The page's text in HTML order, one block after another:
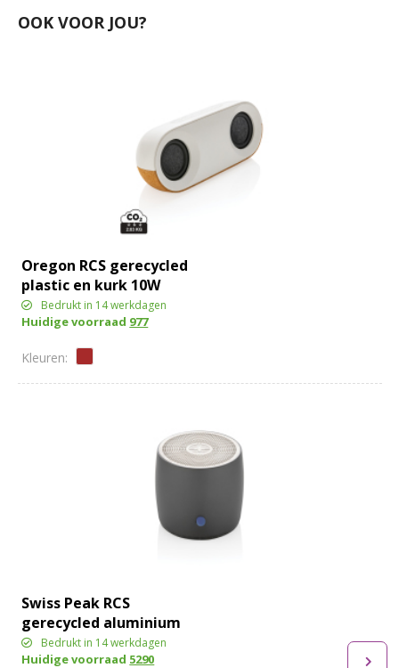
OOK VOOR JOU?
Oregon RCS gerecycled
plastic en kurk 10W
speaker
Bedrukt in 14 werkdagen
Huidige voorraad 977
Swiss Peak RCS
gerecycled aluminium
3W bass speaker
Bedrukt in 14 werkdagen
Huidige voorraad 5290